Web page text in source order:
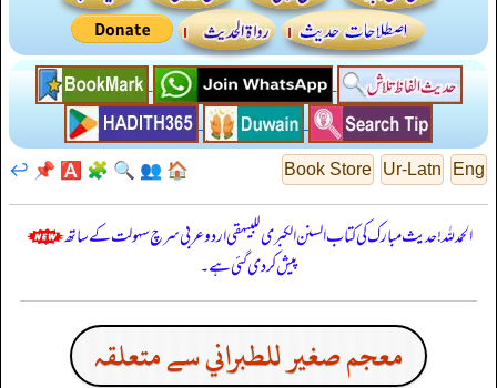
Eng
Ur-Latn
Book Store
🏠
👥
🔍
🧩
🅰️
📌
↩️
الحمدللہ! حدیث مبارک کی کتاب السنن الكبرى للبيهقي اردو عربی سرچ سہولت کے ساتھ
پیش کر دی گئی ہے۔
معجم صغير للطبراني سے متعلقہ